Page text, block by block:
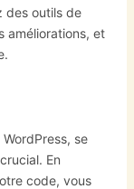
des outils de
améliorations, et
se
En
code, vous